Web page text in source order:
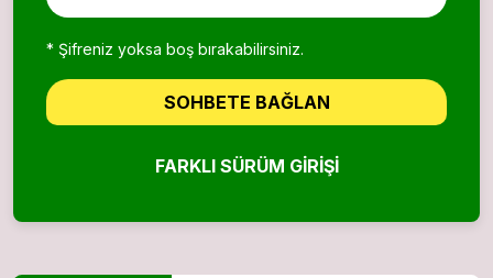
* Şifreniz yoksa boş bırakabilirsiniz.
SOHBETE BAĞLAN
FARKLI SÜRÜM GIRIŞI